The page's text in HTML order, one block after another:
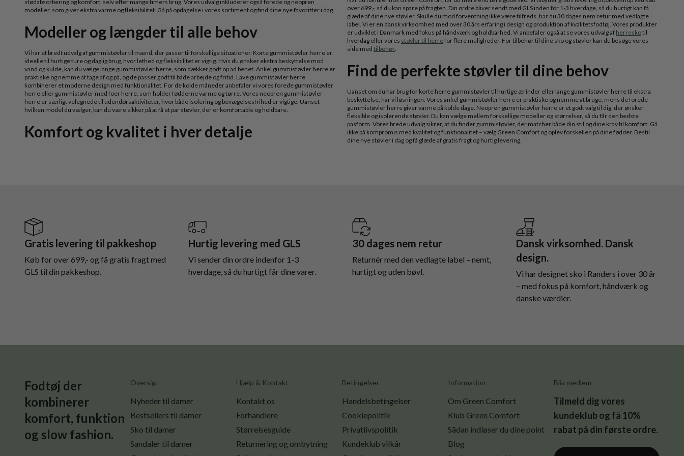
stødabsorbering og komfort, selv efter mange timers brug. Vores udvalg inkluderer også forede og neopren
modeller, som giver ekstra varme og fleksibilitet. Gå på opdagelse i vores sortiment og find dine nye favoritter i dag.
Modeller og længder til alle behov
Vi har et bredt udvalg af gummistøvler til mænd, der passer til forskellige situationer. Korte gummistøvler herre er
ideelle til hurtige ture og daglig brug, hvor lethed og fleksibilitet er vigtig. Hvis du ønsker ekstra beskyttelse mod
vand og kulde, kan du vælge lange gummistøvler herre, som dækker godt op ad benet. Ankel gummistøvler herre er
praktiske og nemme at tage af og på, og de passer godt til både arbejde og fritid. Lave gummistøvler herre
kombinerer et moderne design med funktionalitet. For de kolde måneder anbefaler vi vores forede gummistøvler
herre eller gummistøvler med foer herre, som holder fødderne varme og tørre. Vores neopren gummistøvler
herre er særligt velegnede til udendørsaktiviteter, hvor både isolering og bevægelsesfrihed er vigtige. Uanset
hvilken model du vælger, kan du være sikker på at få et par støvler, der er komfortable og holdbare.
Komfort og kvalitet i hver detalje
over 699,-, så du kan spare på fragten. Din ordre bliver sendt med GLS inden for 1-3 hverdage, så du hurtigt kan få
glæde af dine nye støvler. Skulle du mod forventning ikke være tilfreds, har du 30 dages nem retur med vedlagte
label. Vi er en dansk virksomhed med over 30 års erfaring i design og produktion af kvalitetsfodtøj. Vores produkter
er udviklet i Danmark med fokus på håndværk og holdbarhed. Vi anbefaler også at se vores udvalg af herreskotil
hverdag eller vores støvler til herrefor flere muligheder. For tilbehør til dine sko og støvler kan du besøge vores
side med tilbehør.
Find de perfekte støvler til dine behov
Uanset om du har brug for korte herre gummistøvler til hurtige ærinder eller lange gummistøvler herre til ekstra
beskyttelse, har vi løsningen. Vores ankel gummistøvler herre er praktiske og nemme at bruge, mens de forede
gummistøvler herre giver varme på kolde dage. Neopren gummistøvler herre er et godt valg til dig, der ønsker
fleksible og isolerende støvler. Du kan vælge mellem forskellige modeller og størrelser, så du får den bedste
pasform. Vores brede udvalg sikrer, at du finder gummistøvler, der matcher både din stil og dine krav til komfort. Gå
ikke på kompromis med kvalitet og funktionalitet – vælg Green Comfort og oplev forskellen på dine fødder. Bestil
dine nye støvler i dag og få glæde af gratis fragt og hurtig levering.
Gratis levering til pakkeshop
Køb for over 699,- og få gratis fragt med
GLS til din pakkeshop.
Hurtig levering med GLS
Vi sender din ordre indenfor 1-3
hverdage, så du hurtigt får dine varer.
30 dages nem retur
Returnér med den vedlagte label – nemt,
hurtigt og uden bøvl.
Dansk virksomhed. Dansk
design.
Vi har designet sko i Randers i over 30 år
– med fokus på komfort, håndværk og
danske værdier.
Fodtøj der
kombinerer
komfort, funktion
og slow fashion.
Oversigt
Nyheder til damer
Bestsellers til damer
Sko til damer
Sandaler til damer
Hjælp & Kontakt
Kontakt os
Forhandlere
Størrelsesguide
Returnering og ombytning
Betingelser
Handelsbetingelser
Cookiepolitik
Privatlivspolitik
Kundeklub vilkår
Information
Om Green Comfort
Klub Green Comfort
Sådan indløser du dine point
Blog
Bliv medlem
Tilmeld dig vores
kundeklub og få 10%
rabat på din første ordre.